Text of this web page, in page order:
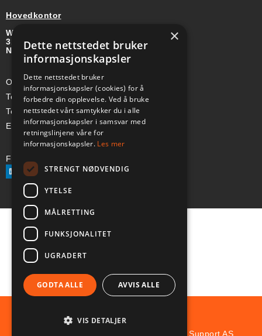
Hovedkontor
Wirgenes vei 8B
3157 BARKÅKER
NORGE
Org-nr: 985 958 203 MVA
Telefon (Nor): +47 334 50 910
Telefon (Swe): +46 70-748 08 19
E-post: sales@a-ss.net
Følg oss på:
© Copyright 2025 Aviation and Survival Support AS
×
Dette nettstedet bruker
informasjonskapsler
Dette nettstedet bruker
informasjonskapsler (cookies) for å
forbedre din opplevelse. Ved å bruke
nettstedet vårt samtykker du i alle
informasjonskapsler i samsvar med
retningslinjene våre for
informasjonskapsler. Les mer
STRENGT NØDVENDIG
YTELSE
MÅLRETTING
FUNKSJONALITET
UGRADERT
GODTA ALLE AVVIS ALLE
VIS DETALJER